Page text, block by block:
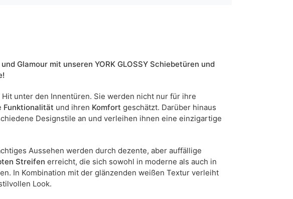
sind Maßabweichungen von +/- 2–3 cm möglich.
Glamour mit unseren YORK GLOSSY Schiebetüren und
unter den Innentüren. Sie werden nicht nur für ihre
Funktionalität und ihren Komfort geschätzt. Darüber hinaus
Designstile an und verleihen ihnen eine einzigartige
Aussehen werden durch dezente, aber auffällige
Streifen erreicht, die sich sowohl in moderne als auch in
In Kombination mit der glänzenden weißen Textur verleiht
Look.